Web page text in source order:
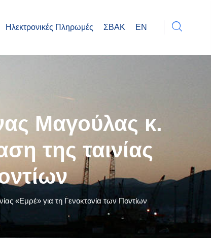
Ηλεκτρονικές Πληρωμές ΣΒΑΚ EN
Μαγούλας κ.
της ταινίας
«Εμρέ» για τη Γενοκτονία των Ποντίων